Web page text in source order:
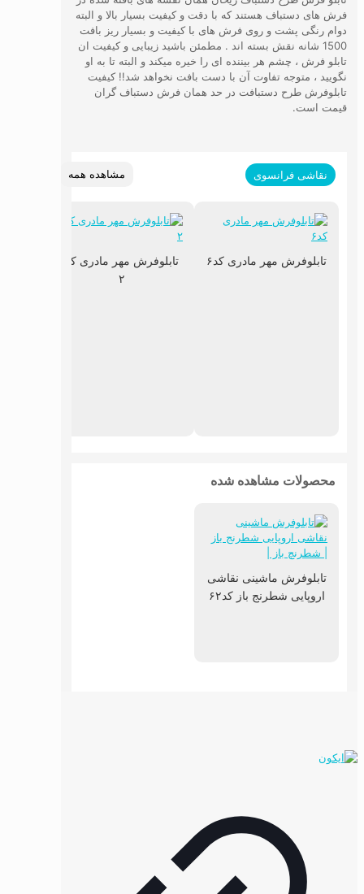
فرش های دستباف هستند که با دقت و کیفیت بسیار بالا و البته
دوام رنگی پشت و روی فرش های با کیفیت و بسیار ریز بافت
1500 شانه نقش بسته اند . مطمئن باشید زیبایی و کیفیت ان
تابلو فرش ، چشم هر بیننده ای را خیره میکند و البته تا به او
نگویید ، متوجه تفاوت آن با دست بافت نخواهد شد!! کیفیت
تابلوفرش طرح دستبافت در حد همان فرش دستباف گران
قیمت است.
نقاشی فرانسوی مشاهده همه
تابلوفرش مهر مادری کد۶
تابلوفرش مهر مادری کد
۲
محصولات مشاهده شده
تابلوفرش ماشینی نقاشی
اروپایی شطرنج باز کد۶۲